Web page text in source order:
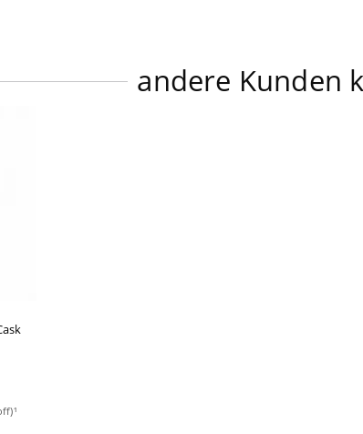
andere Kunden